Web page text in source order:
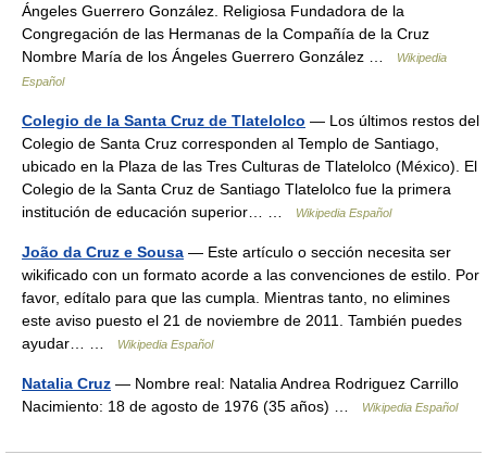
Ángeles Guerrero González. Religiosa Fundadora de la
Congregación de las Hermanas de la Compañía de la Cruz
Nombre María de los Ángeles Guerrero González …
Wikipedia
Español
Colegio de la Santa Cruz de Tlatelolco — Los últimos restos del
Colegio de Santa Cruz corresponden al Templo de Santiago,
ubicado en la Plaza de las Tres Culturas de Tlatelolco (México). El
Colegio de la Santa Cruz de Santiago Tlatelolco fue la primera
institución de educación superior… …
Wikipedia Español
João da Cruz e Sousa — Este artículo o sección necesita ser
wikificado con un formato acorde a las convenciones de estilo. Por
favor, edítalo para que las cumpla. Mientras tanto, no elimines
este aviso puesto el 21 de noviembre de 2011. También puedes
ayudar… …
Wikipedia Español
Natalia Cruz — Nombre real: Natalia Andrea Rodriguez Carrillo
Nacimiento: 18 de agosto de 1976 (35 años) …
Wikipedia Español